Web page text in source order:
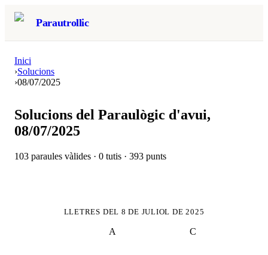
Parautrollic
Inici
›Solucions
›08/07/2025
Solucions del Paraulògic d'avui,
08/07/2025
103 paraules vàlides · 0 tutis · 393 punts
LLETRES DEL 8 DE JULIOL DE 2025
A C